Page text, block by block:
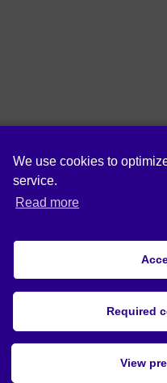
We use cookies to
service.
Read more
Required
View
το
Δήλωση
© 2020